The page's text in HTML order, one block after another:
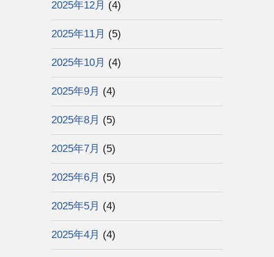
2025年12月 (4)
2025年11月 (5)
2025年10月 (4)
2025年9月 (4)
2025年8月 (5)
2025年7月 (5)
2025年6月 (5)
2025年5月 (4)
2025年4月 (4)